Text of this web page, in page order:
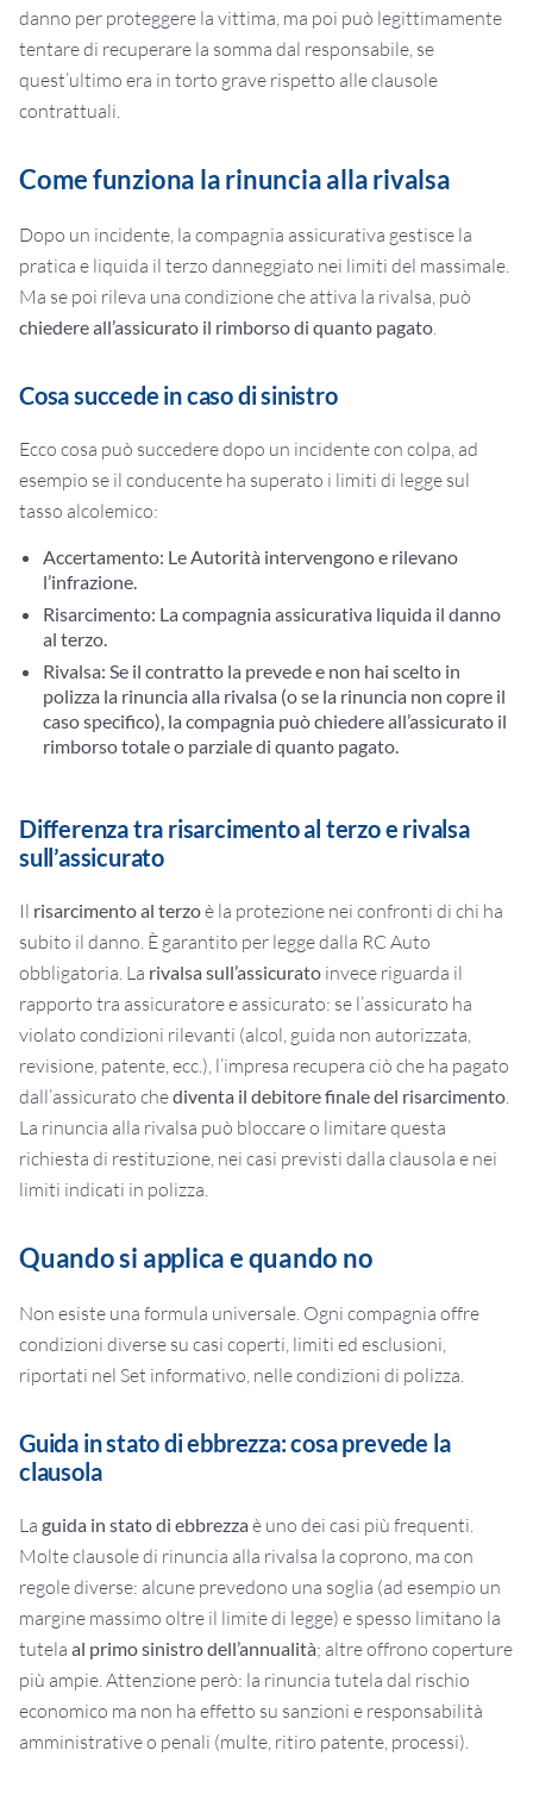
danno per proteggere la vittima, ma poi può legittimamente
tentare di recuperare la somma dal responsabile, se
quest’ultimo era in torto grave rispetto alle clausole
contrattuali.
Come funziona la rinuncia alla rivalsa
Dopo un incidente, la compagnia assicurativa gestisce la
pratica e liquida il terzo danneggiato nei limiti del massimale.
Ma se poi rileva una condizione che attiva la rivalsa, può
chiedere all’assicurato il rimborso di quanto pagato.
Cosa succede in caso di sinistro
Ecco cosa può succedere dopo un incidente con colpa, ad
esempio se il conducente ha superato i limiti di legge sul
tasso alcolemico:
Accertamento: Le Autorità intervengono e rilevano
l’infrazione.
Risarcimento: La compagnia assicurativa liquida il danno
al terzo.
Rivalsa: Se il contratto la prevede e non hai scelto in
polizza la rinuncia alla rivalsa (o se la rinuncia non copre il
caso specifico), la compagnia può chiedere all’assicurato il
rimborso totale o parziale di quanto pagato.
Differenza tra risarcimento al terzo e rivalsa
sull’assicurato
Il risarcimento al terzoè la protezione nei confronti di chi ha
subito il danno. È garantito per legge dalla RC Auto
obbligatoria. La rivalsa sull’assicurato invece riguarda il
rapporto tra assicuratore e assicurato: se l’assicurato ha
violato condizioni rilevanti (alcol, guida non autorizzata,
revisione, patente, ecc.), l’impresa recupera ciò che ha pagato
dall’assicurato chediventa il debitore finale del risarcimento.
La rinuncia alla rivalsa può bloccare o limitare questa
richiesta di restituzione, nei casi previsti dalla clausola e nei
limiti indicati in polizza.
Quando si applica e quando no
Non esiste una formula universale. Ogni compagnia offre
condizioni diverse su casi coperti, limiti ed esclusioni,
riportati nel Set informativo, nelle condizioni di polizza.
Guida in stato di ebbrezza: cosa prevede la
clausola
La guida in stato di ebbrezza è uno dei casi più frequenti.
Molte clausole di rinuncia alla rivalsa la coprono, ma con
regole diverse: alcune prevedono una soglia (ad esempio un
margine massimo oltre il limite di legge) e spesso limitano la
tutela al primo sinistro dell’annualità; altre offrono coperture
più ampie. Attenzione però: la rinuncia tutela dal rischio
economico ma non ha effetto su sanzioni e responsabilità
amministrative o penali (multe, ritiro patente, processi).